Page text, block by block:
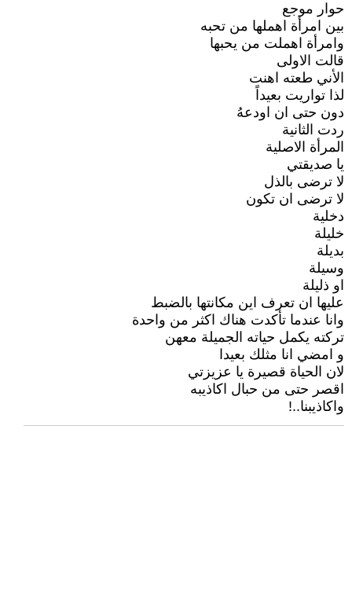
حوار موجع
بين امرأة اهملها من تحبه
وامرأة اهملت من يحبها
قالت الاولى
الأني طعته اهنت
لذا تواريت بعيداً
دون حتى ان اودعهُ
ردت الثانية
المرأة الاصلية
يا صديقتي
لا ترضى بالذل
لا ترضى ان تكون
دخلية
خليلة
بديلة
وسيلة
او ذليلة
عليها ان تعرف اين مكانتها بالضبط
وانا عندما تأكدت هناك اكثر من واحدة
تركته يكمل حياته الجميلة معهن
و امضي انا مثلك بعيدا
لان الحياة قصيرة يا عزيزتي
اقصر حتى من حبال اكاذيبه
واكاذيبنا..!